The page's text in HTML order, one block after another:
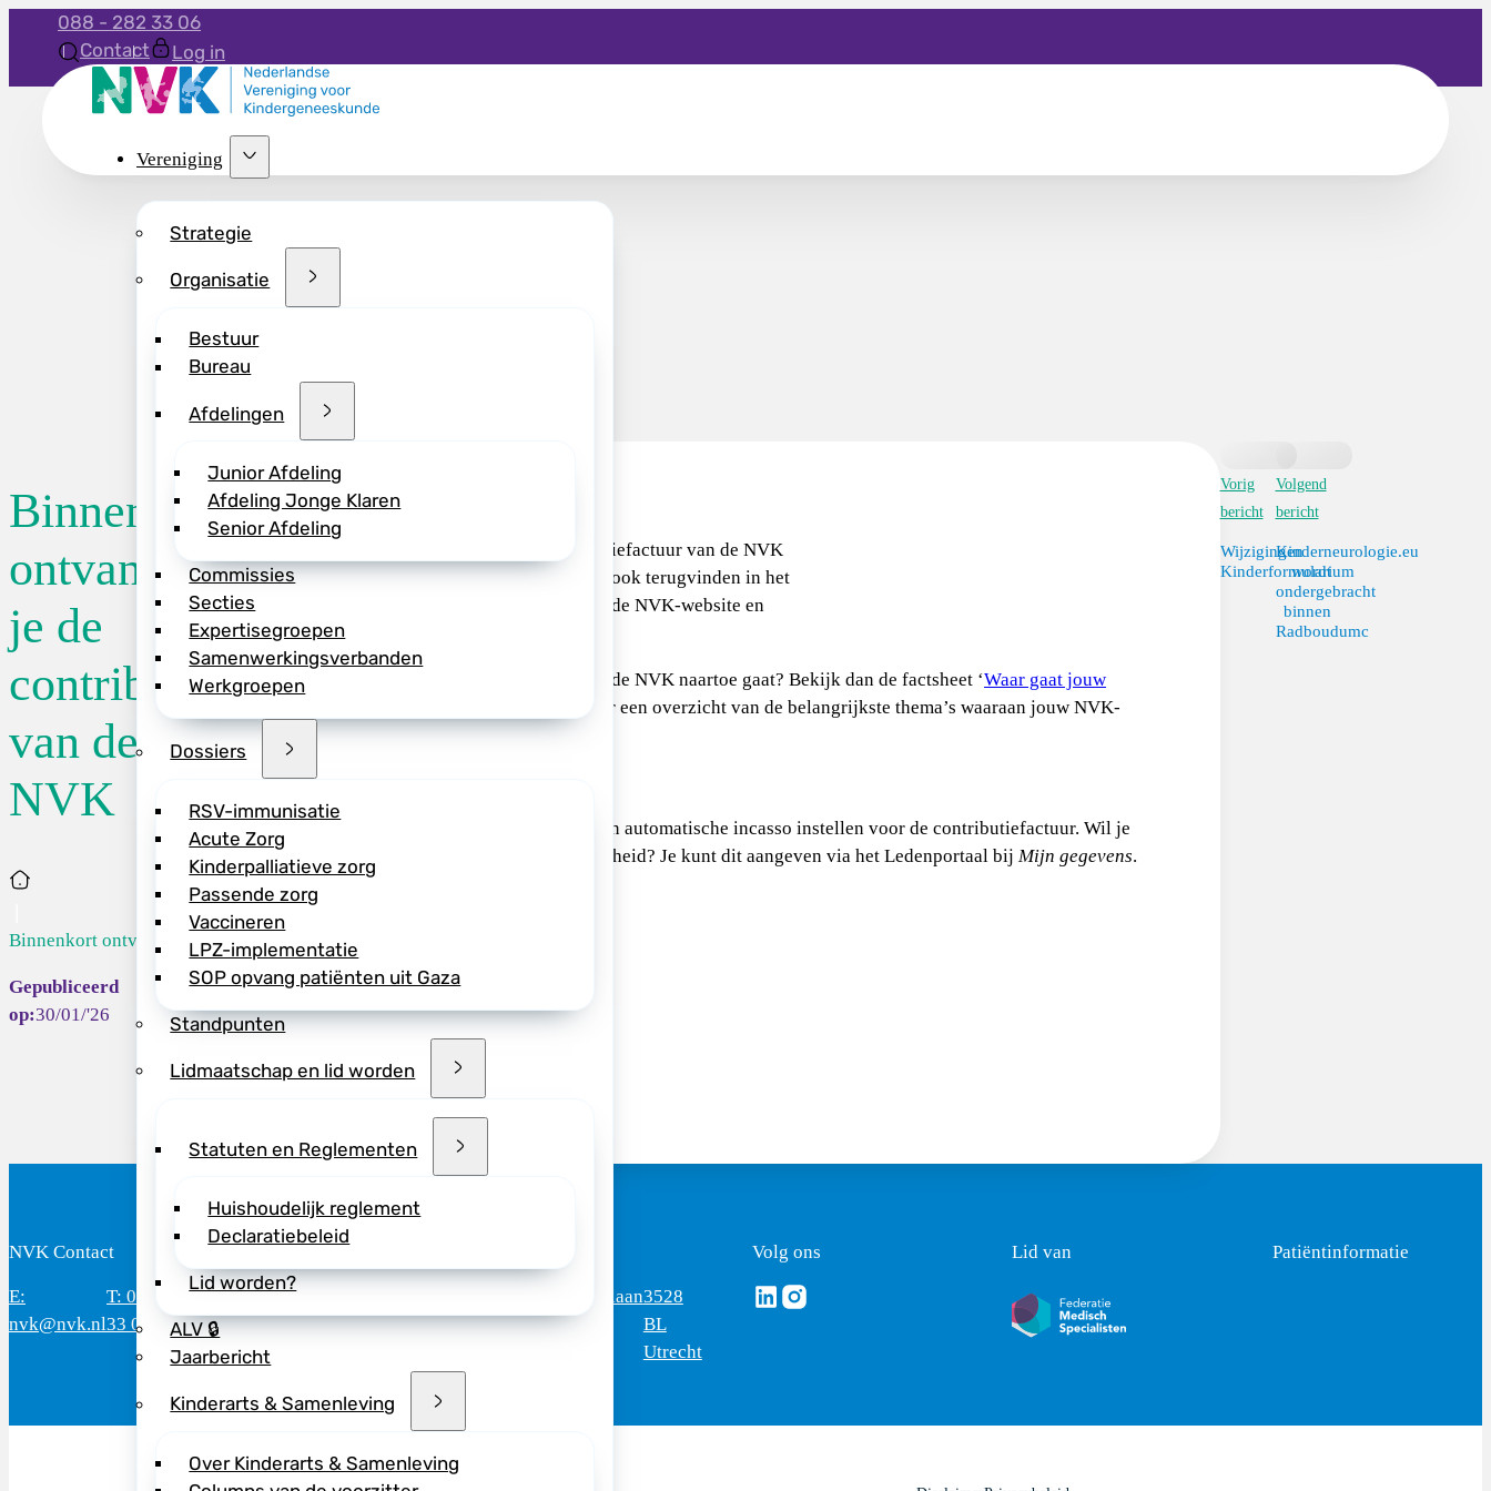
088 - 282 33 06
Contact
Log in
Vereniging
Strategie
Organisatie
Bestuur
Bureau
Afdelingen
Junior Afdeling
Afdeling Jonge Klaren
Senior Afdeling
Commissies
Secties
Expertisegroepen
Samenwerkingsverbanden
Werkgroepen
Dossiers
RSV-immunisatie
Acute Zorg
Kinderpalliatieve zorg
Passende zorg
Vaccineren
LPZ-implementatie
SOP opvang patiënten uit Gaza
Standpunten
Lidmaatschap en lid worden
Statuten en Reglementen
Huishoudelijk reglement
Declaratiebeleid
Lid worden?
ALV 🔒
Jaarbericht
Kinderarts & Samenleving
Over Kinderarts & Samenleving
Binnenkort
ontvang
je de
contributiefactuur
van de
NVK
Home
Binnenkort ontv...
30/01/'26
2 februari ontvang je de contributiefactuur van de NVK
voor 2026 in je mail. Deze kun je ook terugvinden in het
Ledenportaal. Log hiervoor in op de NVK-website en
Wil je weten waar je bijdrage aan de NVK naartoe gaat? Bekijk dan de factsheet ‘Waar gaat jouw
’, voor een overzicht van de belangrijkste thema’s waaraan jouw NVK-
contributie wordt besteed.
In het Ledenportaal kun je ook een automatische incasso instellen voor de contributiefactuur. Wil je
gebruik maken van deze mogelijkheid? Je kunt dit aangeven via het Ledenportaal bij Mijn gegevens.
Deel dit bericht via:
Vorig
bericht
Wijzigingen
Kinderformularium
Volgend
bericht
Kinderneurologie.eu
wordt
ondergebracht
binnen
Radboudumc
NVK Contact
E:
nvk@nvk.nl
T: 088 - 282
33 06
Bereikbaar: 8.30 - 17.00 uur
(werkdagen)
Medica
Mercatorlaan
1200
3528
BL
Utrecht
Volg ons
Volg ons via Linkedin
Volg ons via Instagram
Lid van Patiëntinformatie